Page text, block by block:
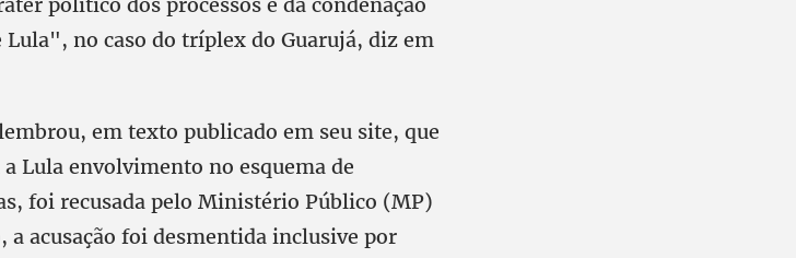
no caso do tríplex do Guarujá, diz em
em texto publicado em seu site, que
Lula envolvimento no esquema de
foi recusada pelo Ministério Público (MP)
a acusação foi desmentida inclusive por